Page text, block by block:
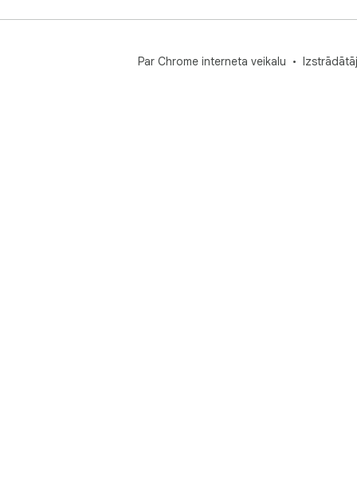
Par Chrome interneta veikalu